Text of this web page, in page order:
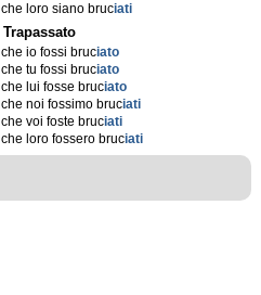
che loro siano bruciati
Trapassato
che io fossi bruciato
che tu fossi bruciato
che lui fosse bruciato
che noi fossimo bruciati
che voi foste bruciati
che loro fossero bruciati